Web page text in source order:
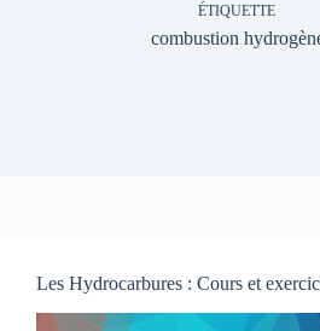
ÉTIQUETTE
combustion
Les Hydrocarbures : Cours et